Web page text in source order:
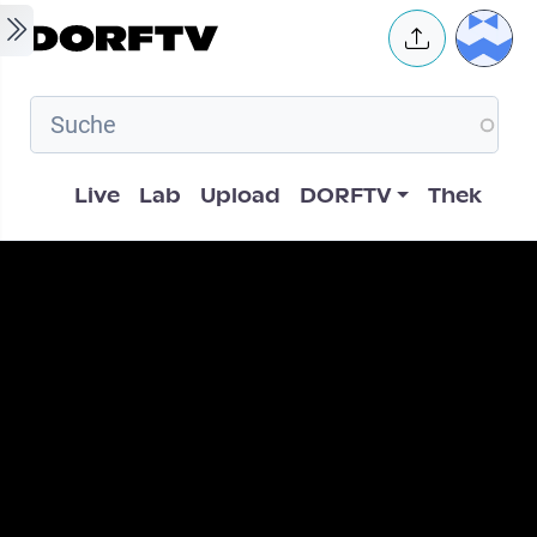
Skip to main content User
Hauptnavigation
Live Lab Upload DORFTV Thek